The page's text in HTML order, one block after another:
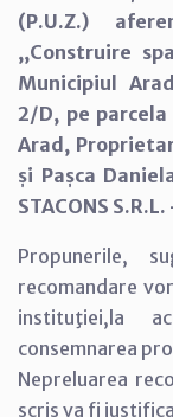
(P.U.Z.)
,,Construire
Municipiul
2/D, pe
Arad,
și Pașca
STACONS
Propunerile,
recomandare
instituţiei,la
consemnarea
Nepreluarea
scris va fi